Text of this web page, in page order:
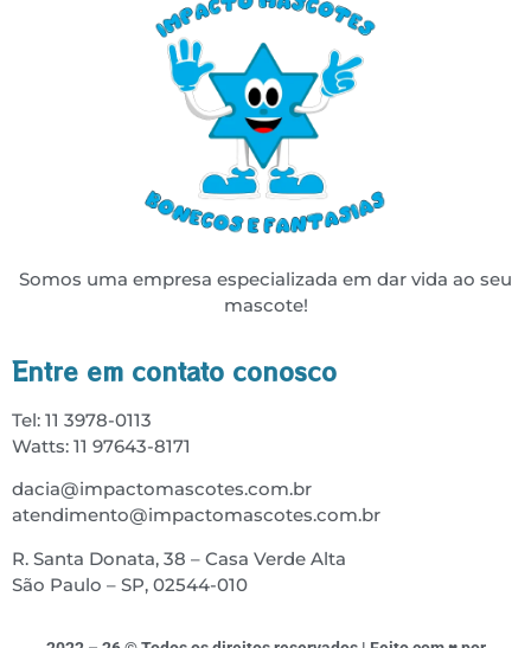
Somos uma empresa especializada em dar vida ao seu
mascote!
Entre em contato conosco
Tel: 11 3978-0113
Watts: 11 97643-8171
dacia@impactomascotes.com.br
atendimento@impactomascotes.com.br
R. Santa Donata, 38 – Casa Verde Alta
São Paulo – SP, 02544-010